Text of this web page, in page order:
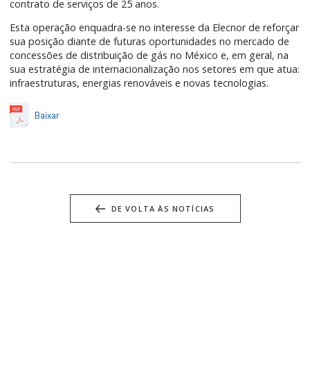
contrato de serviços de 25 anos.
Esta operação enquadra-se no interesse da Elecnor de reforçar
sua posição diante de futuras oportunidades no mercado de
concessões de distribuição de gás no México e, em geral, na
sua estratégia de internacionalização nos setores em que atua:
infraestruturas, energias renováveis e novas tecnologias.
Baixar
DE VOLTA ÀS NOTÍCIAS